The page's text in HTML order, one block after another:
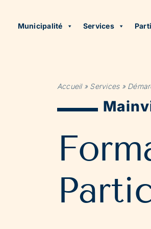
Municipalité Services
Accueil» Services»